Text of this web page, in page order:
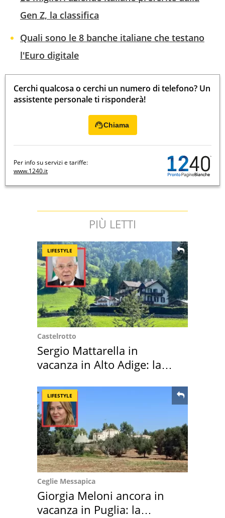
Gen Z, la classifica
Quali sono le 8 banche italiane che testano
l'Euro digitale
Cerchi qualcosa o cerchi un numero di telefono? Un
assistente personale ti risponderà!
Chiama
Per info su servizi e tariffe:
www.1240.it
PIÙ LETTI
LIFESTYLE
Castelrotto
Sergio Mattarella in
vacanza in Alto Adige: la
LIFESTYLE
Ceglie Messapica
Giorgia Meloni ancora in
vacanza in Puglia: la